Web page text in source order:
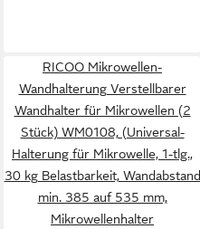
RICOO Mikrowellen-
Wandhalterung Verstellbarer
Wandhalter für Mikrowellen (2
Stück) WM0108, (Universal-
Halterung für Mikrowelle, 1-tlg.,
30 kg Belastbarkeit, Wandabstand
min. 385 auf 535 mm,
Mikrowellenhalter